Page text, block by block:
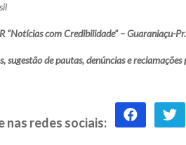
“Notícias com Credibilidade” – Guaraniaçu-Pr.
sugestão de pautas, denúncias e
nas redes sociais: